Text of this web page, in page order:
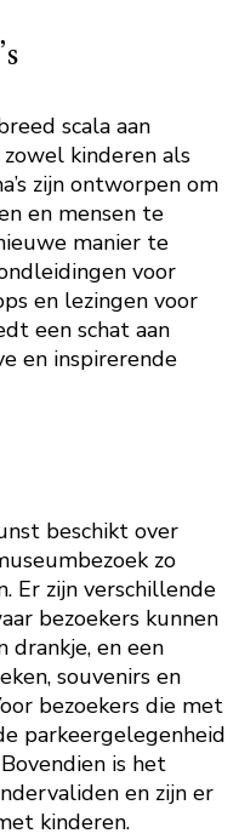
scala aan
kinderen als
zijn ontworpen om
en mensen te
manier te
voor
en lezingen voor
een schat aan
en inspirerende
beschikt over
zo
Er zijn verschillende
bezoekers kunnen
drankje, en een
souvenirs en
bezoekers die met
parkeergelegenheid
is het
en zijn er
kinderen.